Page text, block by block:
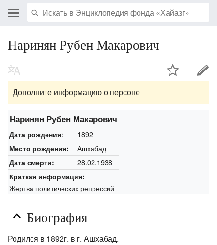
Наринян Рубен Макарович
Дополните информацию о персоне
Наринян Рубен Макарович
Дата рождения: 1892
Место рождения: Ашхабад
Дата смерти: 28.02.1938
Краткая информация:
Жертва политических репрессий
Биография
Родился в 1892г. в г. Ашхабад.